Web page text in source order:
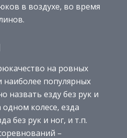
в воздухе, во время
на ровных
популярных
назвать езду без рук и
колесе, езда
без рук и ног, и т.п.
–